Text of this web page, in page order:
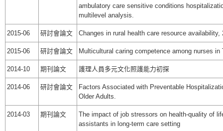
ambulatory care sensitive conditions
multilevel analysis.
2015-06 研討會論文 Changes in rural health care resource availability,
2015-06 研討會論文 Multicultural caring competence among nurses in
2014-10 期刊論文 護理人員多元文化照護能力初探
2014-06 研討會論文
Factors Associated with Preventable
Older Adults.
2014-03 期刊論文
The impact of job stressors on health-quality of
assistants in long-term care setting